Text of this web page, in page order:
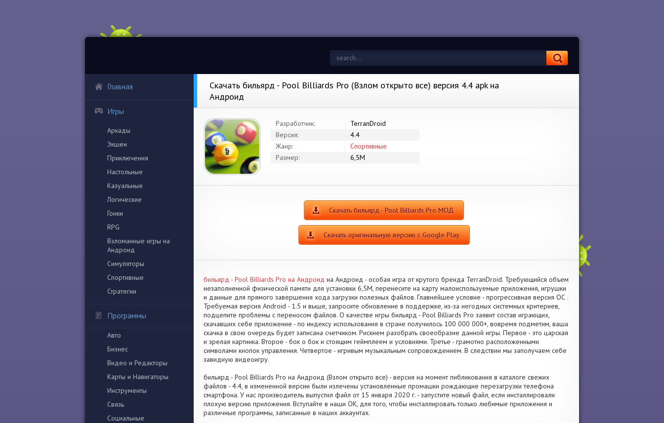
Главная
Игры
Аркады
Экшен
Приключения
Настольные
Казуальные
Логические
Гонки
RPG
Взломанные игры на
Андроид
Симуляторы
Спортивные
Стратегии
Программы
Авто
Бизнес
Видео и Редакторы
Карты и Навигаторы
Инструменты
Связь
Социальные
Скачать бильярд - Pool Billiards Pro (Взлом открыто все) версия 4.4 apk на
Андроид
Разработчик:
TerranDroid
Версия:
4.4
Жанр:
Спортивные
Размер:
6,5M
Скачать бильярд - Pool Billiards Pro МОД
Скачать оригинальную версию с Google Play
бильярд - Pool Billiards Pro на Андроид на Андроид - особая игра от крутого бренда TerranDroid. Требующийся объем
незаполненной физической памяти для установки 6,5M, перенесите на карту малоиспользуемые приложения, игрушки
и данные для прямого завершения хода загрузки полезных файлов. Главнейшее условие - прогрессивная версия ОС .
Требуемая версия Android - 1.5 и выше, запросите обновление в поддержке, из-за негодных системных критериев,
подцепите проблемы с переносом файлов. О качестве игры бильярд - Pool Billiards Pro заявит состав играющих,
скачавших себе приложение - по индексу использования в стране получилось 100 000 000+, вовремя подметим, ваша
скачка в свою очередь будет записана счетчиком. Рискнем разобрать своеобразие данной игры. Первое - это царская
и зрелая картинка. Второе - бок о бок и стоящим геймплеем и условиями. Третье - грамотно расположенными
символами кнопок управления. Четвертое - игривым музыкальным сопровождением. В следствии мы заполучаем себе
завидную видеоигру.
бильярд - Pool Billiards Pro на Андроид (Взлом открыто все) - версия на момент пибликования в каталоге свежих
файлов - 4.4, в измененной версии были излечены установленные промашки рождающие перезагрузки телефона
смартфона. У нас производитель выпустил файл от 15 января 2020 г. - запустите новый файл, если инсталлировали
плохую версию приложения. Вступайте в наши OK, для того, чтобы инсталлировать только любимые приложения и
различные программы, записанные в наших аккаунтах.